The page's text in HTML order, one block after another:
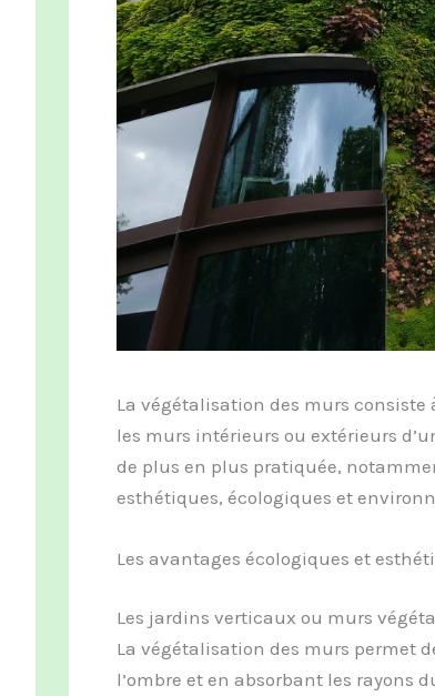
La végétalisation des murs
les murs intérieurs ou extérieurs
de plus en plus pratiquée,
esthétiques, écologiques et
Les avantages écologiques et
Les jardins verticaux ou murs
La végétalisation des murs permet
l’ombre et en absorbant les rayons